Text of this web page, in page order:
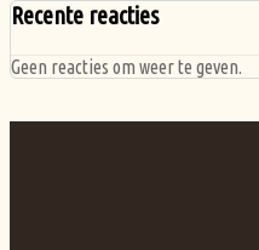
Recente reacties
Geen reacties om weer te geven.